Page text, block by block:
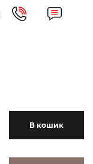
В кошик